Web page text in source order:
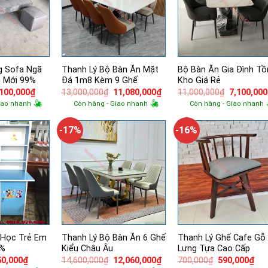
Sofa Ngã
99%
₫Giá
hiện
tại
2,100,000₫.
nhanh
Thanh Lý Bộ Bàn Ăn Mặt
Đá 1m8 Kèm 9 Ghế
13,000,000₫ Giá
gốc
là:
11,080,000₫Giá
hiện
11,080,000₫.
Còn hàng - Giao nhanh
Bộ Bàn Ăn Gia Đình
Kho Giá Rẻ
11,000,000₫ Giá
gốc
là:
7,100,000
Còn hàng - Giao nhanh
Trẻ Em
₫Giá
-17%
Thanh Lý Bộ Bàn Ăn 6 Ghế
Kiểu Châu Âu
14,600,000₫ Giá
12,060,000₫Giá
-16%
Thanh Lý Ghế Cafe Gỗ
Lưng Tựa Cao Cấp
700,000₫ Giá
590,000₫Giá